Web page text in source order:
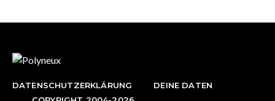
DATENSCHUTZERKLÄRUNG
DEINE DATEN